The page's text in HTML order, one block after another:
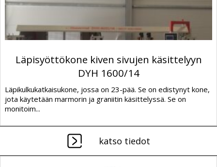
Läpisyöttökone kiven sivujen käsittelyyn
DYH 1600/14
Läpikulkukatkaisukone, jossa on 23-pää. Se on edistynyt kone,
jota käytetään marmorin ja graniitin käsittelyssä. Se on
monitoim...
katso tiedot